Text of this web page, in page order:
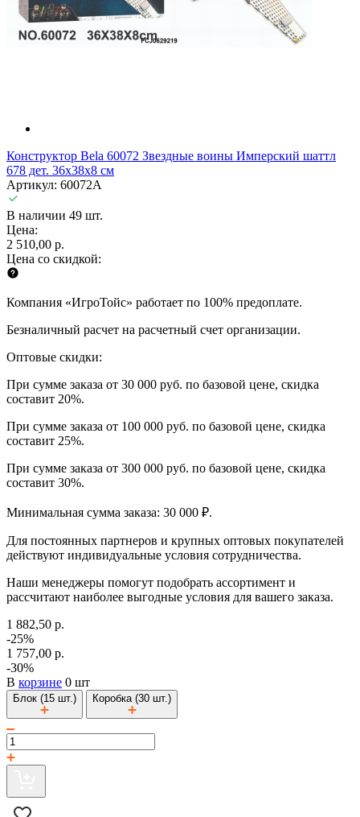
Конструктор Bela 60072 Звездные воины Имперский шаттл
678 дет. 36х38х8 см
Артикул: 60072A
В наличии 49 шт.
Цена:
2 510,00 р.
Цена со скидкой:
Компания «ИгроТойс» работает по 100% предоплате.
Безналичный расчет на расчетный счет организации.
Оптовые скидки:
При сумме заказа от 30 000 руб. по базовой цене, скидка
составит 20%.
При сумме заказа от 100 000 руб. по базовой цене, скидка
составит 25%.
При сумме заказа от 300 000 руб. по базовой цене, скидка
составит 30%.
Минимальная сумма заказа: 30 000 ₽.
Для постоянных партнеров и крупных оптовых покупателей
действуют индивидуальные условия сотрудничества.
Наши менеджеры помогут подобрать ассортимент и
рассчитают наиболее выгодные условия для вашего заказа.
1 882,50 р.
-25%
1 757,00 р.
-30%
В корзине 0 шт
Блок (15 шт.) Коробка (30 шт.)